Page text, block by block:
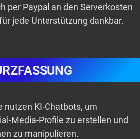
per Paypal an den Serverkosten
jede Unterstützung dankbar.
nutzen KI-Chatbots, um
Media-Profile zu erstellen und
zu manipulieren.